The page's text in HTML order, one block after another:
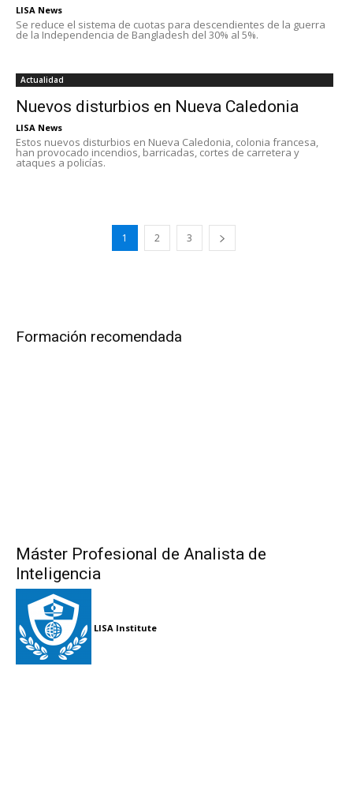
LISA News
Se reduce el sistema de cuotas para descendientes de la guerra
de la Independencia de Bangladesh del 30% al 5%.
Actualidad
Nuevos disturbios en Nueva Caledonia
LISA News
Estos nuevos disturbios en Nueva Caledonia, colonia francesa,
han provocado incendios, barricadas, cortes de carretera y
ataques a policías.
1 2 3
Formación recomendada
Máster Profesional de Analista de
Inteligencia
LISA Institute